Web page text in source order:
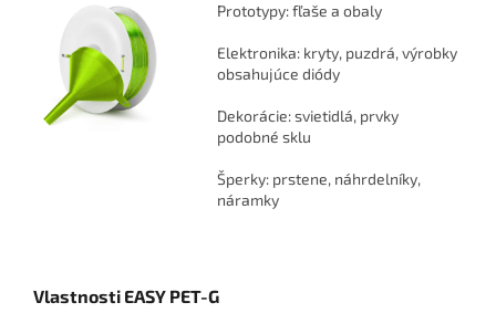
Prototypy: fľaše a obaly
Elektronika: kryty, puzdrá, výrobky
obsahujúce diódy
Dekorácie: svietidlá, prvky
podobné sklu
Šperky: prstene, náhrdelníky,
náramky
Vlastnosti EASY PET-G